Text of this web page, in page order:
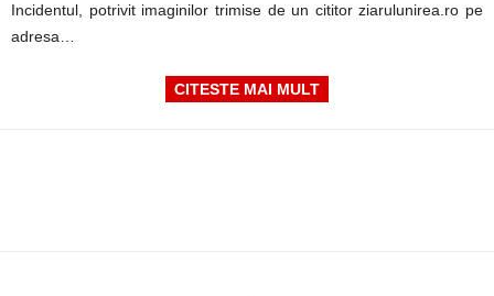
Incidentul, potrivit imaginilor trimise de un cititor ziarulunirea.ro pe
adresa…
CITESTE MAI MULT